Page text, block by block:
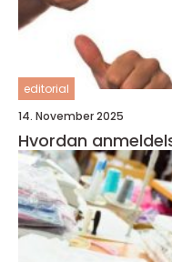
editorial
14. November 2025
Hvordan